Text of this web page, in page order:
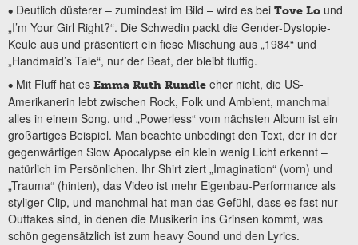
• Deutlich düsterer – zumindest im Bild – wird es bei Tove Lo und
„I’m Your Girl Right?“. Die Schwedin packt die Gender-Dystopie-
Keule aus und präsentiert ein fiese Mischung aus „1984“ und
„Handmaid’s Tale“, nur der Beat, der bleibt fluffig.
• Mit Fluff hat es Emma Ruth Rundle eher nicht, die US-
Amerikanerin lebt zwischen Rock, Folk und Ambient, manchmal
alles in einem Song, und „Powerless“ vom nächsten Album ist ein
großartiges Beispiel. Man beachte unbedingt den Text, der in der
gegenwärtigen Slow Apocalypse ein klein wenig Licht erkennt –
natürlich im Persönlichen. Ihr Shirt ziert „Imagination“ (vorn) und
„Trauma“ (hinten), das Video ist mehr Eigenbau-Performance als
styliger Clip, und manchmal hat man das Gefühl, dass es fast nur
Outtakes sind, in denen die Musikerin ins Grinsen kommt, was
schön gegensätzlich ist zum heavy Sound und den Lyrics.